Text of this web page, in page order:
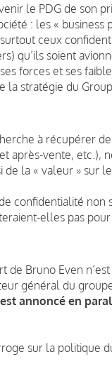
le PDG de son
: les «
ceux
qu’ils soient
forces et ses
la stratégie du
à récupérer
après-vente,
la « valeur » sur
confidentialité non
elles pas
de Bruno Even
général du
annoncé en
sur la politique